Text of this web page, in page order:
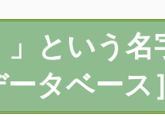
」という名
ータベース］